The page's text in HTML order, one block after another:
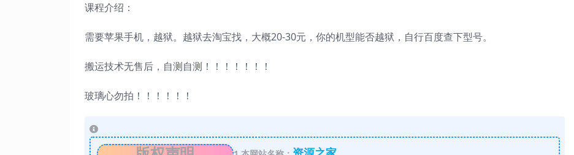
课程介绍：
需要苹果手机，越狱。越狱去淘宝找，大概20-30元，你的机型能否越狱，自行百度查下型号。
搬运技术无售后，自测自测！！！！！！！
玻璃心勿拍！！！！！！